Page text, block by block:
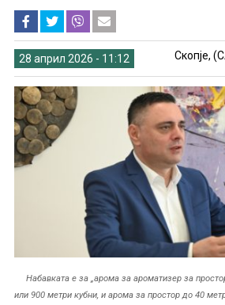
28 април 2026 - 11:12 Скопје,
Набавката е за „арома за ароматизер за
или 900 метри кубни, и арома за простор до 40